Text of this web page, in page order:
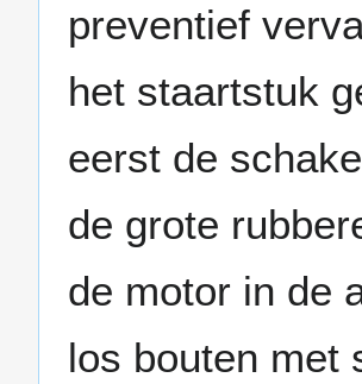
preventief
het staartstuk
eerst de
de grote
de motor in de
los bouten met